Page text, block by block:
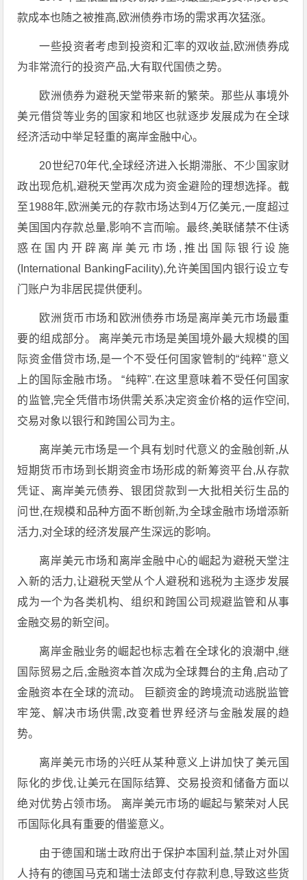
款成本也随之被推高,欧洲债券市场的需求再次猛涨。
一些投资者考虑到投资和汇率的双收益,欧洲债券成
为非常流行的投资产品,大有取代国债之势。
欧洲债券为避税天堂带来新的繁荣。那些从事境外
美元借贷等业务的国家和地区也就逐步发展成为在全球
经济活动中举足轻重的离岸金融中心。
20世纪70年代,全球经济进入长期滞胀、不少国家财
政出现危机,避税天堂再次成为资金避险的理想选择。截
至1988年,欧洲美元的存款市场达到4万亿美元,一度超过
美国国内存款总量,影响不言而喻。最终,美联储禁不住诱
惑在国内开辟离岸美元市场,推出国际银行设施
(International BankingFacility),允许美国国内银行设立专
门账户为非居民提供便利。
欧洲货币市场和欧洲债券市场是离岸美元市场最重
要的组成部分。 离岸美元市场是美国境外最大规模的国
际资金借贷市场,是一个不受任何国家管制的“纯粹"意义
上的国际金融市场。 “纯粹".在这里意味着不受任何国家
的监管,完全凭借市场供需关系决定资金价格的运作空间,
交易对象以银行和跨国公司为主。
离岸美元市场是一个具有划时代意义的金融创新,从
短期货币市场到长期资金市场形成的新筹资平台,从存款
凭证、离岸美元债券、银团贷款到一大批相关衍生品的
问世,在规模和品种方面不断创新,为全球金融市场增添新
活力,对全球的经济发展产生深远的影响。
离岸美元市场和离岸金融中心的崛起为避税天堂注
入新的活力,让避税天堂从个人避税和逃税为主逐步发展
成为一个为各类机构、组织和跨国公司规避监管和从事
金融交易的新空间。
离岸金融业务的崛起也标志着在全球化的浪潮中,继
国际贸易之后,金融资本首次成为全球舞台的主角,启动了
金融资本在全球的流动。 巨额资金的跨境流动逃脱监管
牢笼、解决市场供需,改变着世界经济与金融发展的趋
势。
离岸美元市场的兴旺从某种意义上讲加快了美元国
际化的步伐,让美元在国际结算、交易投资和储备方面以
绝对优势占领市场。 离岸美元市场的崛起与繁荣对人民
币国际化具有重要的借鉴意义。
由于德国和瑞士政府出于保护本国利益,禁止对外国
人持有的德国马克和瑞士法郎支付存款利息,导致这些货